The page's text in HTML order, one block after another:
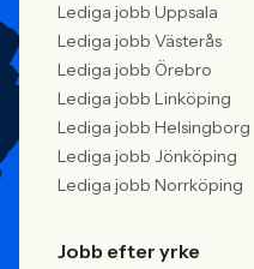
Lediga jobb Uppsala
Lediga jobb Västerås
Lediga jobb Örebro
Lediga jobb Linköping
Lediga jobb Helsingborg
Lediga jobb Jönköping
Lediga jobb Norrköping
Jobb efter yrke